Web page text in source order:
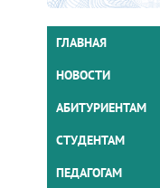
ГЛАВНАЯ
НОВОСТИ
АБИТУРИЕНТАМ
СТУДЕНТАМ
ПЕДАГОГАМ